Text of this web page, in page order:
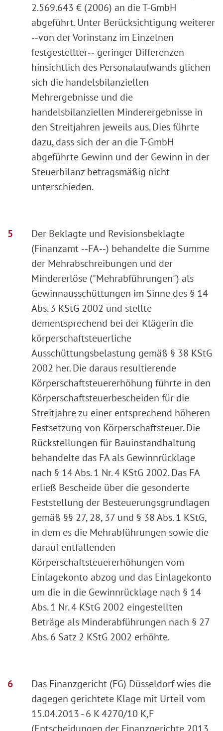
2.569.643 € (2006) an die T-GmbH
abgeführt. Unter Berücksichtigung weiterer
‑‑von der Vorinstanz im Einzelnen
festgestellter‑‑ geringer Differenzen
hinsichtlich des Personalaufwands glichen
sich die handelsbilanziellen
Mehrergebnisse und die
handelsbilanziellen Minderergebnisse in
den Streitjahren jeweils aus. Dies führte
dazu, dass sich der an die T-GmbH
abgeführte Gewinn und der Gewinn in der
Steuerbilanz betragsmäßig nicht
unterschieden.
Der Beklagte und Revisionsbeklagte
(Finanzamt ‑‑FA‑‑) behandelte die Summe
der Mehrabschreibungen und der
Mindererlöse ("Mehrabführungen") als
Gewinnausschüttungen im Sinne des § 14
Abs. 3 KStG 2002 und stellte
dementsprechend bei der Klägerin die
körperschaftsteuerliche
Ausschüttungsbelastung gemäß § 38 KStG
2002 her. Die daraus resultierende
Körperschaftsteuererhöhung führte in den
Körperschaftsteuerbescheiden für die
Streitjahre zu einer entsprechend höheren
Festsetzung von Körperschaftsteuer. Die
Rückstellungen für Bauinstandhaltung
behandelte das FA als Gewinnrücklage
nach § 14 Abs. 1 Nr. 4 KStG 2002. Das FA
erließ Bescheide über die gesonderte
Feststellung der Besteuerungsgrundlagen
gemäß §§ 27, 28, 37 und § 38 Abs. 1 KStG,
in dem es die Mehrabführungen sowie die
darauf entfallenden
Körperschaftsteuererhöhungen vom
Einlagekonto abzog und das Einlagekonto
um die in die Gewinnrücklage nach § 14
Abs. 1 Nr. 4 KStG 2002 eingestellten
Beträge als Minderabführungen nach § 27
Abs. 6 Satz 2 KStG 2002 erhöhte.
Das Finanzgericht (FG) Düsseldorf wies die
dagegen gerichtete Klage mit Urteil vom
15.04.2013 - 6 K 4270/10 K,F